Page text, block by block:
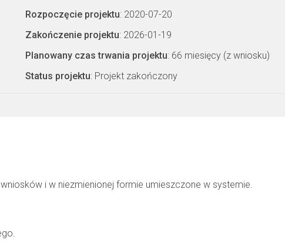
Rozpoczęcie projektu: 2020-07-20
Zakończenie projektu: 2026-01-19
Planowany czas trwania projektu: 66 miesięcy (z wniosku)
Status projektu: Projekt zakończony
i w niezmienionej formie umieszczone w systemie.